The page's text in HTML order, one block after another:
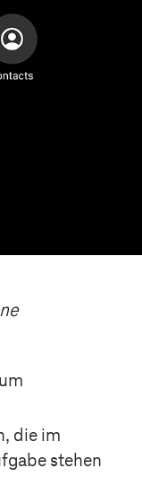
die im
stehen